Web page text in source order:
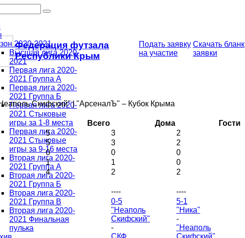
2020-2021
Высшая лига 2020-
2021
Первая лига 2020-
2021 Группа А
Первая лига 2020-
2021 Группа Б
Первая лига 2020-
2021 Стыковые
игры за 1-8 места
Первая лига 2020-
2021 Стыковые
игры за 9-16 места
Вторая лига 2020-
2021 Группа А
Вторая лига 2020-
2021 Группа Б
Вторая лига 2020-
2021 Группа В
Вторая лига 2020-
2021 Финальная
пулька
Федерация футзала
Республики Крым
Подать заявку
на участие
Скачать бланк
заявки
Скифский" | "АрсеналЪ" – Кубок Крыма
Всего Дома
Гости
5 3
2
5 3
2
0 0
0
1 1
0
4 2 2
---- ----
0-5
"Неаполь
Скифский"
-
СКФ
5-1
"Ника"
-
"Неаполь
Скифский"